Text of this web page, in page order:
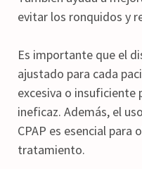
evitar los ronquidos y
Es importante que el
ajustado para cada
excesiva o insuficiente
ineficaz. Además, el
CPAP es esencial para
tratamiento.